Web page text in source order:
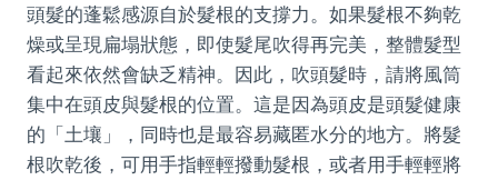
頭髮的蓬鬆感源自於髮根的支撐力。如果髮根不夠乾
燥或呈現扁塌狀態，即使髮尾吹得再完美，整體髮型
看起來依然會缺乏精神。因此，吹頭髮時，請將風筒
集中在頭皮與髮根的位置。這是因為頭皮是頭髮健康
的「土壤」，同時也是最容易藏匿水分的地方。將髮
根吹乾後，可用手指輕輕撥動髮根，或者用手輕輕將